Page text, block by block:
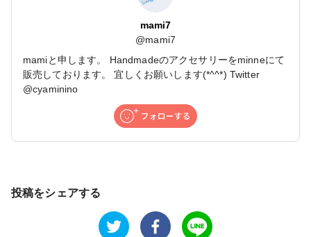
mami7
@mami7
mamiと申します。 Handmadeのアクセサリーをminneにて
販売しております。 宜しくお願いします(*^^*) Twitter
@cyaminino
投稿をシェアする